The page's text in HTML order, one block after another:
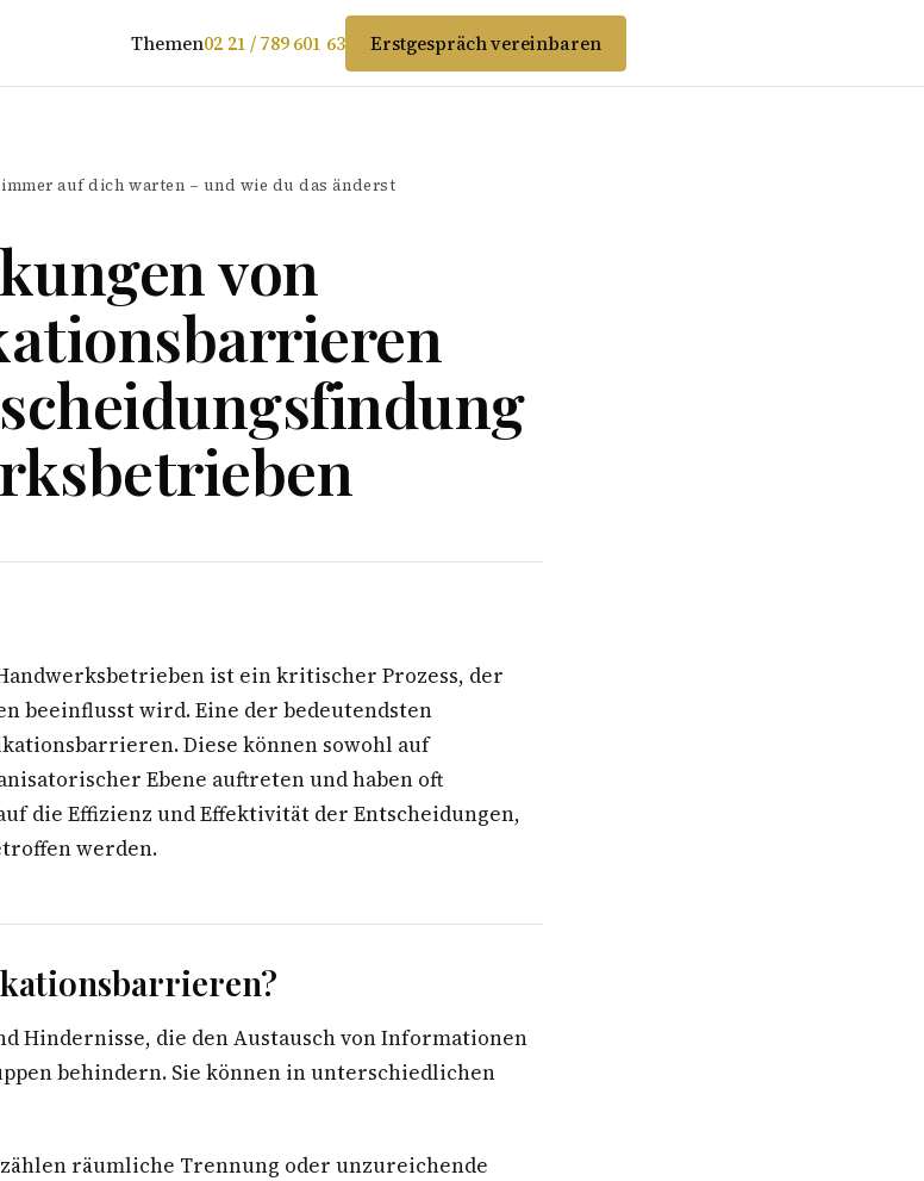
Themen02 21 / 789 601 63 Erstgespräch vereinbaren
auf dich warten – und wie du das änderst
von
ist ein kritischer Prozess, der
beeinflusst wird. Eine der bedeutendsten
Diese können sowohl auf
Ebene auftreten und haben oft
die Effizienz und Effektivität der Entscheidungen,
werden.
Hindernisse, die den Austausch von Informationen
behindern. Sie können in unterschiedlichen
räumliche Trennung oder unzureichende